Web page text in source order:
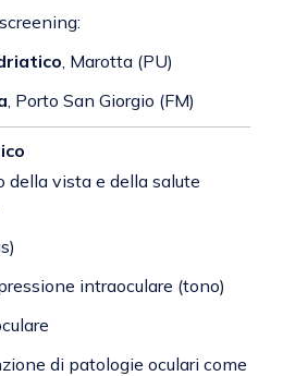
, Marotta (PU)
, Porto San Giorgio (FM)
della vista e della salute
intraoculare (tono)
di patologie oculari come